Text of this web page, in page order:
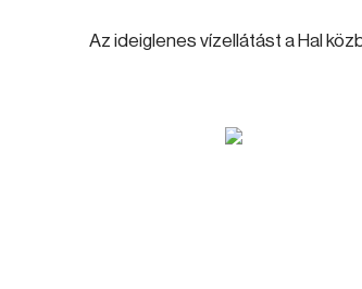
Az ideiglenes vízellátást a Hal